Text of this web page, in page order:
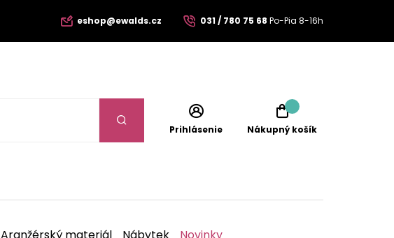
eshop@ewalds.cz 031 / 780 75 68 Po-Pia 8-16h
Prihlásenie Nákupný košík
Aranžérský materiál Nábytek Novinky